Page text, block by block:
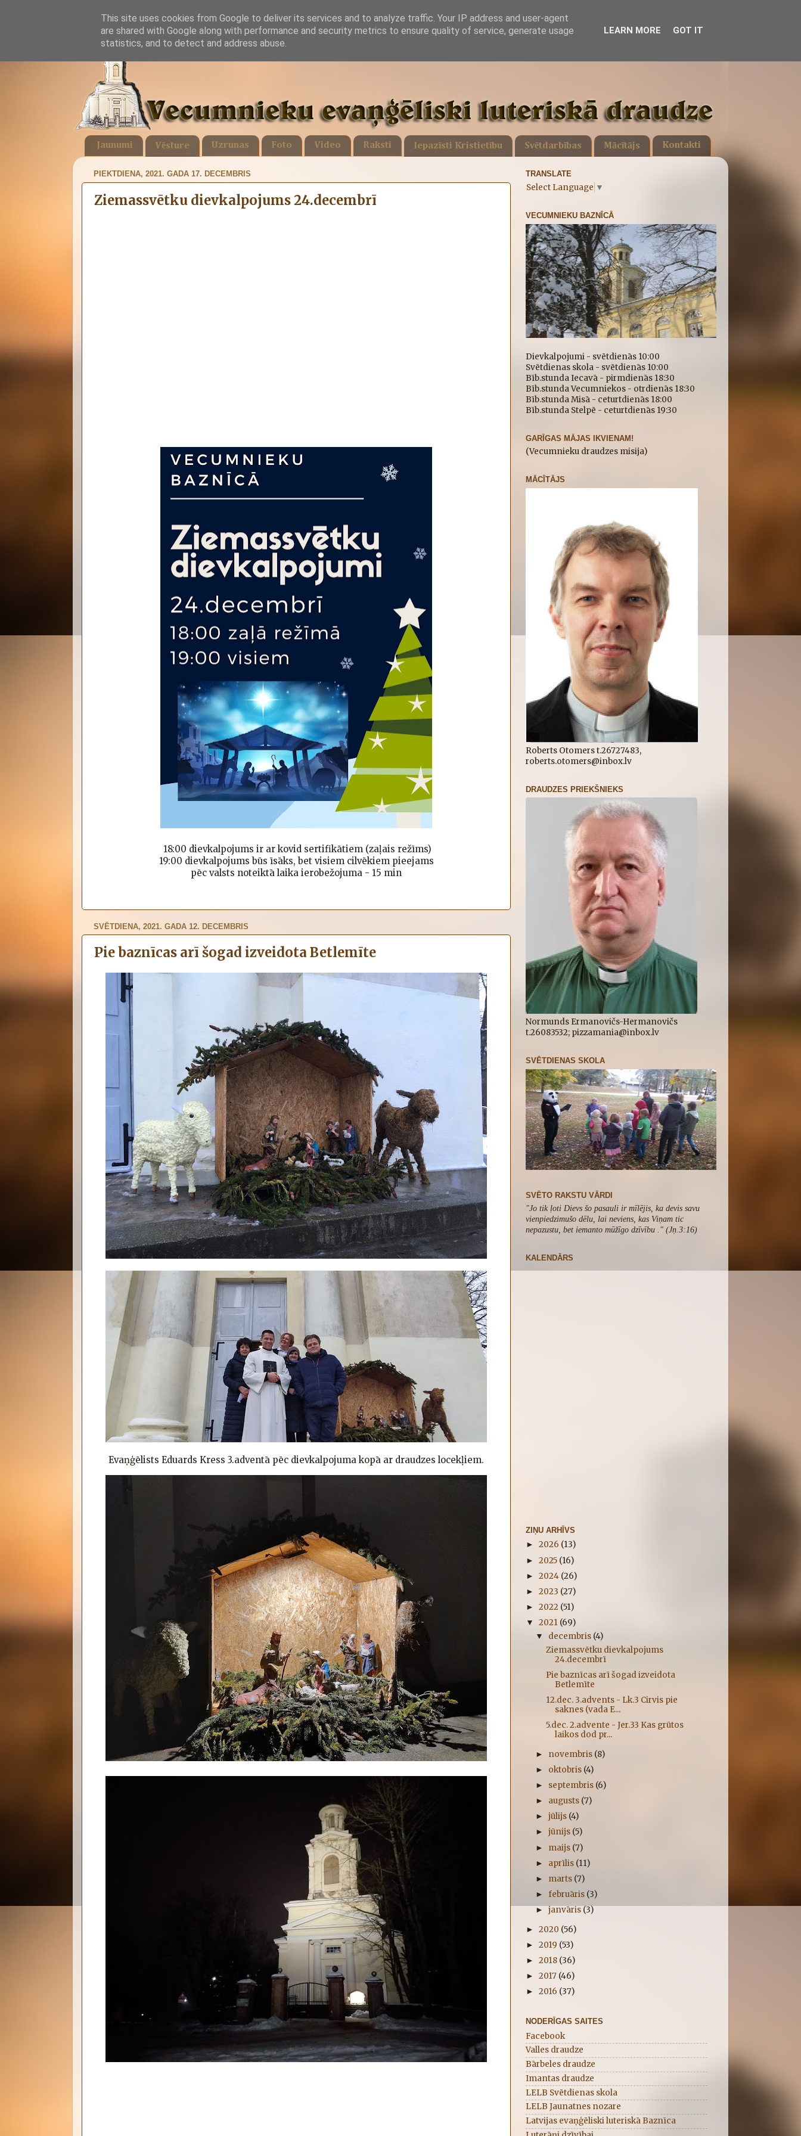
Jaunumi Vēsture Uzrunas Foto Video Raksti Iepazīsti Kristietību Svētdarbības Mācītājs Kontakti
PIEKTDIENA, 2021. GADA 17. DECEMBRIS
Ziemassvētku dievkalpojums 24.decembrī
18:00 dievkalpojums ir ar kovid sertifikātiem (zaļais režīms)
19:00 dievkalpojums būs īsāks, bet visiem cilvēkiem pieejams
pēc valsts noteiktā laika ierobežojuma - 15 min
SVĒTDIENA, 2021. GADA 12. DECEMBRIS
Pie baznīcas arī šogad izveidota Betlemīte
Evaņģēlists Eduards Kress 3.adventā pēc dievkalpojuma kopā ar draudzes locekļiem.
TRANSLATE
Select Language ▼
VECUMNIEKU BAZNĪCĀ
Dievkalpojumi - svētdienās 10:00
Svētdienas skola - svētdienās 10:00
Bīb.stunda Iecavā - pirmdienās 18:30
Bīb.stunda Vecumniekos - otrdienās 18:30
Bīb.stunda Misā - ceturtdienās 18:00
Bīb.stunda Stelpē - ceturtdienās 19:30
GARĪGAS MĀJAS IKVIENAM!
(Vecumnieku draudzes misija)
MĀCĪTĀJS
Roberts Otomers t.26727483,
roberts.otomers@inbox.lv
DRAUDZES PRIEKŠNIEKS
Normunds Ermanovičs-Hermanovičs
t.26083532; pizzamania@inbox.lv
SVĒTDIENAS SKOLA
SVĒTO RAKSTU VĀRDI
"Jo tik ļoti Dievs šo pasauli ir mīlējis, ka devis savu
vienpiedzimušo dēlu, lai neviens, kas Viņam tic
nepazustu, bet iemanto mūžīgo dzīvību . " (Jņ.3:16)
KALENDĀRS
ZIŅU ARHĪVS
► 2026 (13)
► 2025 (16)
► 2024 (26)
► 2023 (27)
► 2022 (51)
▼ 2021 (69)
▼ decembris (4)
Ziemassvētku dievkalpojums
24.decembrī
Pie baznīcas arī šogad izveidota
Betlemīte
12.dec. 3.advents - Lk.3 Cirvis pie
saknes (vada E...
5.dec. 2.advente - Jer.33 Kas grūtos
laikos dod pr...
► novembris (8)
► oktobris (4)
► septembris (6)
► augusts (7)
►jūlijs (4)
►jūnijs (5)
► maijs (7)
► aprīlis (11)
► marts (7)
►februāris (3)
►janvāris (3)
► 2020 (56)
► 2019 (53)
► 2018 (36)
► 2017 (46)
► 2016 (37)
NODERĪGAS SAITES
Facebook
Valles draudze
Bārbeles draudze
Imantas draudze
LELB Svētdienas skola
LELB Jaunatnes nozare
Latvijas evaņģēliski luteriskā Baznīca
This site uses cookies from Google to deliver its services and to analyze traffic. Your IP address and user-agent
are shared with Google along with performance and security metrics to ensure quality of service, generate usage
statistics, and to detect and address abuse.
LEARN MORE GOT IT